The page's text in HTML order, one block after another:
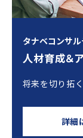
タナベコンサ
人材育成＆
将来を切り拓
詳細